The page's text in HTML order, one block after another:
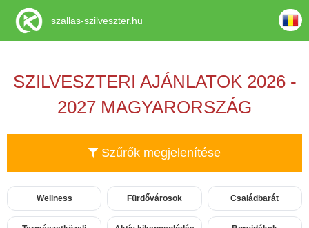
SZILVESZTERI AJÁNLATOK 2026 -
2027 MAGYARORSZÁG
Szűrők megjelenítése
Wellness Fürdővárosok Családbarát
szallas-szilveszter.hu